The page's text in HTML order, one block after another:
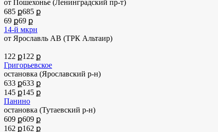
от Пошехонье (Ленинградский пр-т)
685 ք685 ք
69 ք69 ք
14-й мкрн
от Ярославль АВ (ТРК Альтаир)
122 ք122 ք
Григорьевское
остановка (Ярославский р-н)
633 ք633 ք
145 ք145 ք
Панино
остановка (Тутаевский р-н)
609 ք609 ք
162 ք162 ք